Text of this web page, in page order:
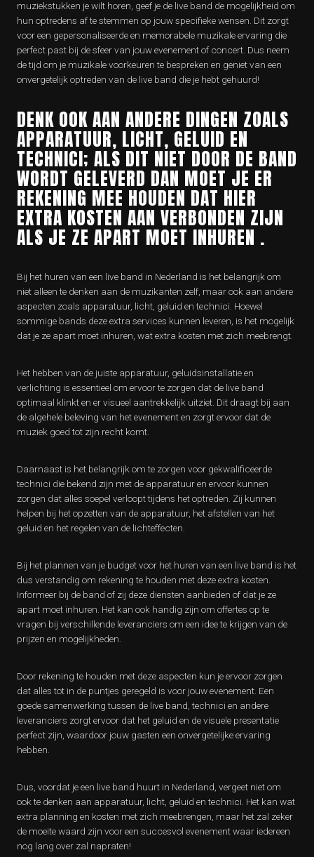
muziekstukken je wilt horen, geef je de live band de mogelijkheid om
hun optredens af te stemmen op jouw specifieke wensen. Dit zorgt
voor een gepersonaliseerde en memorabele muzikale ervaring die
perfect past bij de sfeer van jouw evenement of concert. Dus neem
de tijd om je muzikale voorkeuren te bespreken en geniet van een
onvergetelijk optreden van de live band die je hebt gehuurd!
DENK OOK AAN ANDERE DINGEN ZOALS
APPARATUUR, LICHT, GELUID EN
TECHNICI; ALS DIT NIET DOOR DE BAND
WORDT GELEVERD DAN MOET JE ER
REKENING MEE HOUDEN DAT HIER
EXTRA KOSTEN AAN VERBONDEN ZIJN
ALS JE ZE APART MOET INHUREN .
Bij het huren van een live band in Nederland is het belangrijk om
niet alleen te denken aan de muzikanten zelf, maar ook aan andere
aspecten zoals apparatuur, licht, geluid en technici. Hoewel
sommige bands deze extra services kunnen leveren, is het mogelijk
dat je ze apart moet inhuren, wat extra kosten met zich meebrengt.
Het hebben van de juiste apparatuur, geluidsinstallatie en
verlichting is essentieel om ervoor te zorgen dat de live band
optimaal klinkt en er visueel aantrekkelijk uitziet. Dit draagt bij aan
de algehele beleving van het evenement en zorgt ervoor dat de
muziek goed tot zijn recht komt.
Daarnaast is het belangrijk om te zorgen voor gekwalificeerde
technici die bekend zijn met de apparatuur en ervoor kunnen
zorgen dat alles soepel verloopt tijdens het optreden. Zij kunnen
helpen bij het opzetten van de apparatuur, het afstellen van het
geluid en het regelen van de lichteffecten.
Bij het plannen van je budget voor het huren van een live band is het
dus verstandig om rekening te houden met deze extra kosten.
Informeer bij de band of zij deze diensten aanbieden of dat je ze
apart moet inhuren. Het kan ook handig zijn om offertes op te
vragen bij verschillende leveranciers om een idee te krijgen van de
prijzen en mogelijkheden.
Door rekening te houden met deze aspecten kun je ervoor zorgen
dat alles tot in de puntjes geregeld is voor jouw evenement. Een
goede samenwerking tussen de live band, technici en andere
leveranciers zorgt ervoor dat het geluid en de visuele presentatie
perfect zijn, waardoor jouw gasten een onvergetelijke ervaring
hebben.
Dus, voordat je een live band huurt in Nederland, vergeet niet om
ook te denken aan apparatuur, licht, geluid en technici. Het kan wat
extra planning en kosten met zich meebrengen, maar het zal zeker
de moeite waard zijn voor een succesvol evenement waar iedereen
nog lang over zal napraten!